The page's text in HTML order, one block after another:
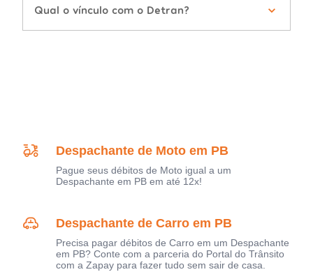
Qual o vínculo com o Detran?
Despachante de Moto em PB
Pague seus débitos de Moto igual a um
Despachante em PB em até 12x!
Despachante de Carro em PB
Precisa pagar débitos de Carro em um Despachante
em PB? Conte com a parceria do Portal do Trânsito
com a Zapay para fazer tudo sem sair de casa.